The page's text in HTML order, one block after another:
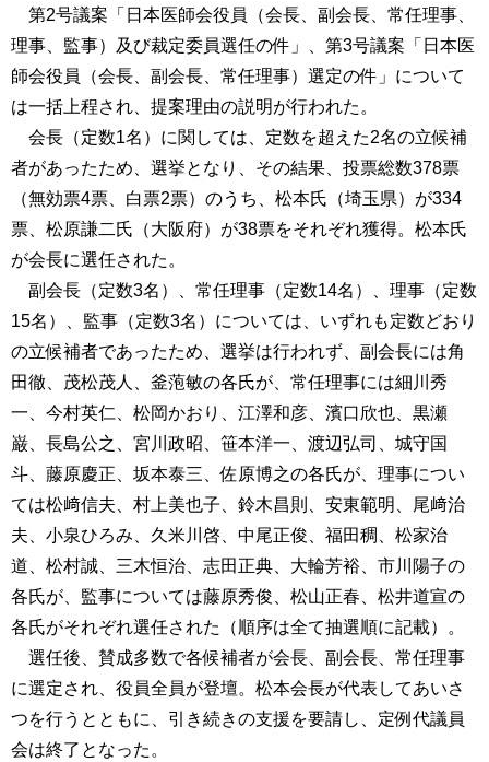
第2号議案「日本医師会役員（会長、副会長、常任理事、
理事、監事）及び裁定委員選任の件」、第3号議案「日本医
師会役員（会長、副会長、常任理事）選定の件」について
は一括上程され、提案理由の説明が行われた。
会長（定数1名）に関しては、定数を超えた2名の立候補
者があったため、選挙となり、その結果、投票総数378票
（無効票4票、白票2票）のうち、松本氏（埼玉県）が334
票、松原謙二氏（大阪府）が38票をそれぞれ獲得。松本氏
が会長に選任された。
副会長（定数3名）、常任理事（定数14名）、理事（定数
15名）、監事（定数3名）については、いずれも定数どおり
の立候補者であったため、選挙は行われず、副会長には角
田徹、茂松茂人、釜萢敏の各氏が、常任理事には細川秀
一、今村英仁、松岡かおり、江澤和彦、濱口欣也、黒瀬
巌、長島公之、宮川政昭、笹本洋一、渡辺弘司、城守国
斗、藤原慶正、坂本泰三、佐原博之の各氏が、理事につい
ては松﨑信夫、村上美也子、鈴木昌則、安東範明、尾﨑治
夫、小泉ひろみ、久米川啓、中尾正俊、福田稠、松家治
道、松村誠、三木恒治、志田正典、大輪芳裕、市川陽子の
各氏が、監事については藤原秀俊、松山正春、松井道宣の
各氏がそれぞれ選任された（順序は全て抽選順に記載）。
選任後、賛成多数で各候補者が会長、副会長、常任理事
に選定され、役員全員が登壇。松本会長が代表してあいさ
つを行うとともに、引き続きの支援を要請し、定例代議員
会は終了となった。